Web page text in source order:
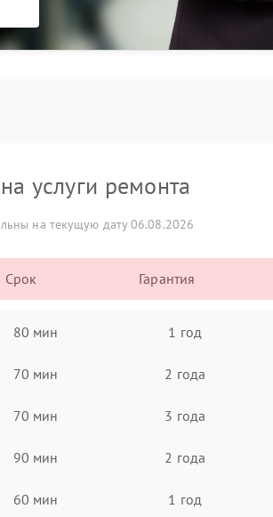
услуги ремонта
на текущую дату 06.08.2026
Срок Гарантия
80 мин 1 год
70 мин 2 года
70 мин 3 года
90 мин 2 года
60 мин 1 год